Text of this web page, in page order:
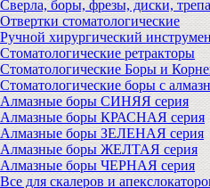
Сверла, боры, фрезы, диски,
Отвертки стоматологические
Ручной хирургический
Стоматологические ретракторы
Стоматологические Боры и
Стоматологические боры с
Алмазные боры СИНЯЯ серия
Алмазные боры КРАСНАЯ серия
Алмазные боры ЗЕЛЕНАЯ серия
Алмазные боры ЖЕЛТАЯ серия
Алмазные боры ЧЕРНАЯ серия
Все для скалеров и